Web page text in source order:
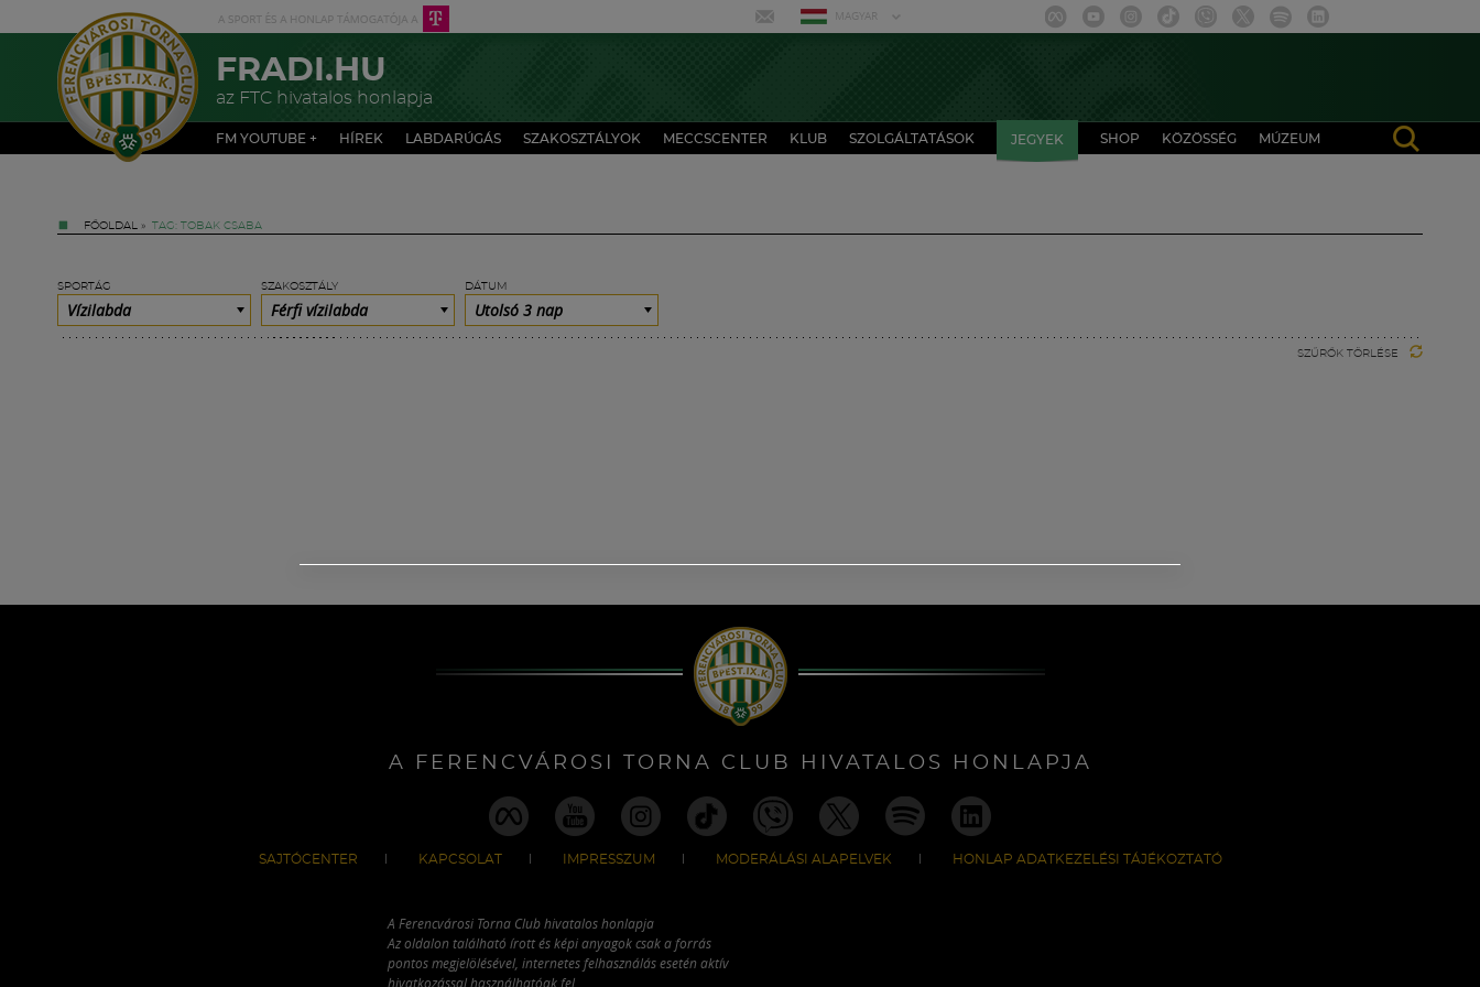
MAGYAR
FRADI.HU
az FTC hivatalos honlapja
FM YOUTUBE + HÍREK LABDARÚGÁS SZAKOSZTÁLYOK MECCSCENTER KLUB SZOLGÁLTATÁSOK JEGYEK SHOP KÖZÖSSÉG MÚZEUM
FŐOLDAL » TAG: TOBAK CSABA
SPORTÁG
Vízilabda
SZAKOSZTÁLY
Férfi vízilabda
DÁTUM
Utolsó 3 nap
SZŰRŐK TÖRLÉSE
A FERENCVÁROSI TORNA CLUB HIVATALOS HONLAPJA
SAJTÓCENTER KAPCSOLAT IMPRESSZUM MODERÁLÁSI ALAPELVEK HONLAP ADATKEZELÉSI TÁJÉKOZTATÓ
A Ferencvárosi Torna Club hivatalos honlapja
Az oldalon található írott és képi anyagok csak a forrás
pontos megjelölésével, internetes felhasználás esetén aktív
hivatkozással használhatóak fel.